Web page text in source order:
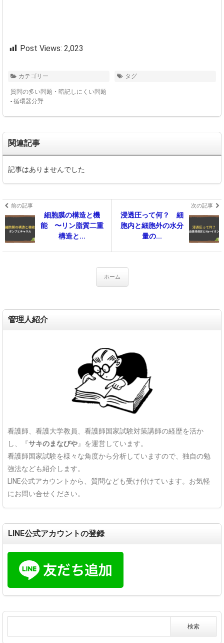
Post Views: 2,023
カテゴリー
質問の多い問題・暗記しにくい問題
- 循環器分野
タグ
関連記事
記事はありませんでした
前の記事
細胞膜の構造と機
能 〜リン脂質二重
構造と...
次の記事
浸透圧って何？ 細
胞内と細胞外の水分
量の...
ホーム
管理人紹介
看護師、看護大学教員、看護師国家試験対策講師の経歴を活か
し、『サキのまなびや 』を運営しています。
看護師国家試験を様々な角度から分析していますので、独自の勉
強法なども紹介します。
LINE公式アカウントから、質問なども受け付けています。お気軽
にお問い合せください。
LINE公式アカウントの登録